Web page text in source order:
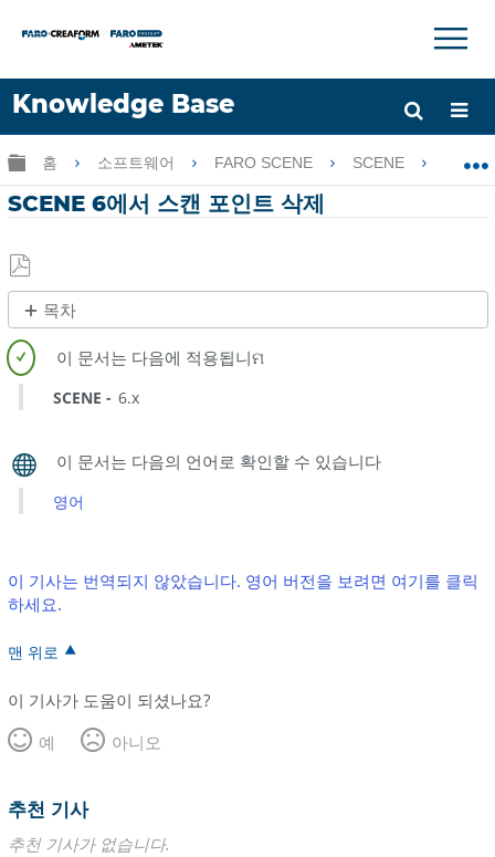
Knowledge Base
언어
도움 받기 로그인
×
글로벌 계층 확장/축소
홈 소프트웨어 FARO SCENE SCENE
SCENE 6에서 스캔 포인트 삭제
PDF
로
저
장
목차
제
목
없
음
SCENE 6.x
영어
이 기사는 번역되지 않았습니다. 영어 버전을 보려면 여기를 클릭
하세요.
맨 위로
이 기사가 도움이 되셨나요?
예
아니오
추천 기사
추천 기사가 없습니다.